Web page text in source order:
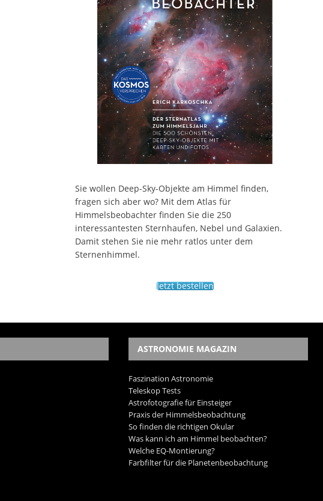
Sie wollen Deep-Sky-Objekte am Himmel finden,
fragen sich aber wo? Mit dem Atlas für
Himmelsbeobachter finden Sie die 250
interessantesten Sternhaufen, Nebel und Galaxien.
Damit stehen Sie nie mehr ratlos unter dem
Sternenhimmel.
Jetzt bestellen
ASTRONOMIE MAGAZIN
Faszination Astronomie
Teleskop Tests
Astrofotografie für Einsteiger
Praxis der Himmelsbeobachtung
So finden die richtigen Okular
Was kann ich am Himmel beobachten?
Welche EQ-Montierung?
Farbfilter für die Planetenbeobachtung